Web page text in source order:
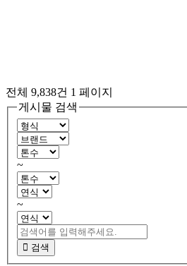
전체 9,838건 1 페이지
게시물 검색
~
~
검색